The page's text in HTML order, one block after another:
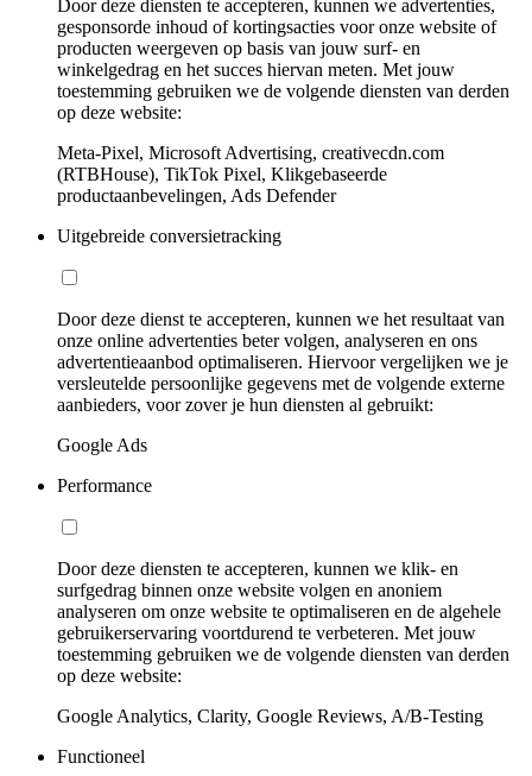
Door deze diensten te accepteren, kunnen we advertenties,
gesponsorde inhoud of kortingsacties voor onze website of
producten weergeven op basis van jouw surf- en
winkelgedrag en het succes hiervan meten. Met jouw
toestemming gebruiken we de volgende diensten van derden
op deze website:
Meta-Pixel, Microsoft Advertising, creativecdn.com
(RTBHouse), TikTok Pixel, Klikgebaseerde
productaanbevelingen, Ads Defender
Uitgebreide conversietracking
Door deze dienst te accepteren, kunnen we het resultaat van
onze online advertenties beter volgen, analyseren en ons
advertentieaanbod optimaliseren. Hiervoor vergelijken we je
versleutelde persoonlijke gegevens met de volgende externe
aanbieders, voor zover je hun diensten al gebruikt:
Google Ads
Performance
Door deze diensten te accepteren, kunnen we klik- en
surfgedrag binnen onze website volgen en anoniem
analyseren om onze website te optimaliseren en de algehele
gebruikerservaring voortdurend te verbeteren. Met jouw
toestemming gebruiken we de volgende diensten van derden
op deze website:
Google Analytics, Clarity, Google Reviews, A/B-Testing
Functioneel